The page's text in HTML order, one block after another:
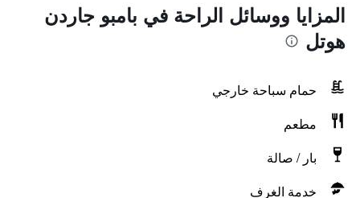
المزايا ووسائل الراحة في بامبو جاردن
هوتل
حمام سباحة خارجي
مطعم
بار / صالة
خدمة الغرف